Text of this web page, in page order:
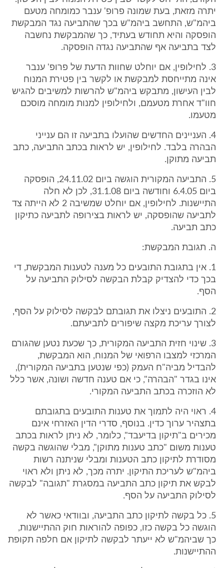
יתרה מזאת, בעת שמונה פרופ' ענבר כמומחה מטעם
ביהמ"ש, התחשב ביהמ"ש בכך שהתביעה נגד המבקשת
הופסקה והיא תחודש בעתיד, כך שהמבקשת נחשבה
לצד בתביעה אף שהתביעה נגדה הופסקה.
3. לחילופין, אם יוחלט שחוות הדעת של פרופ' ענבר
אינה מתייחסת למבקשת או לקשר בין פטירת המנוח
לבין העישון, מתבקש ביהמ"ש להרשות למשיבים להגיש
חוו"ד אחרת מטעמם, ולחילופין למנות מומחה מוסכם
מטעמו.
4. העניינים החדשים שהועלו בתביעה זו הם ענייני
הבהרה בלבד. לחילופין, יש לראות בכתב התביעה, כתב
תביעה מתוקן.
5. התביעה המקורית הוגשה ביום 24.11.02, הופסקה
ביום 6.4.05 וחודשה ביום 31.1.08, לכן לא חלה
התיישנות. לחילופין, אם יוחלט שמשיבה 2 לא הייתה צד
לתביעה שהופסקה, יש לראות בצירופה לתביעה כתיקון
כתב תביעה.
ה. תגובת המבקשת:
1. אין בתגובת התובעים כל מענה לטענות המבקשת, די
בכך כדי להצדיק קבלת הבקשה לסילוק התביעה על
הסף.
2. התובעים ניצלו את תגובתם לבקשה לסילוק על הסף,
לצורך עריכת מקצה שיפורים לתביעתם.
3. שינוי חזית התביעה המקורית, כך שכעת נטען שהגורם
המרכזי למצבו הרפואי של המנוח, הוא המבקשת,
להבדיל מביה"ח העמק (כפי שנטען בתביעה המקורית),
אינו בגדר "הבהרה", כי אם טענה חדשה ושונה, אשר כלל
לא הוזכרה בכתב התביעה המקורי.
4. ראוי היה לתמוך את טענות התובעים בתגובתם
בתצהיר ערוך כדין. בנוסף, סדרי הדין האזרחי אינם
מכירים ב"תיקון בדיעבד", כלומר, לא ניתן לראות בכתב
טענות משום "כתב טענות מתוקן", מבלי שהוגשה בקשה
מסודרת לתיקון כתב הטענות ומבלי שניתנה רשות
ביהמ"ש לעריכת התיקון. יתרה מכך, לא ניתן ולא ראוי
לבקש את תיקון כתב התביעה במסגרת "תגובה" לבקשה
לסילוק התביעה על הסף.
5. כל בקשה לתיקון כתב התביעה, ובוודאי כאשר לא
הוגשה כל בקשה כזו, כפופה להוראות חוק ההתיישנות,
כך שביהמ"ש לא ייעתר לבקשה לתיקון אם חלפה תקופת
ההתיישנות.